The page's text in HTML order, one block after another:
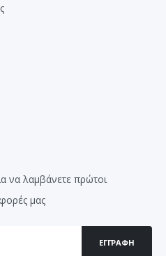
να λαμβάνετε πρώτοι
μας
ΕΓΓΡΑΦΉ